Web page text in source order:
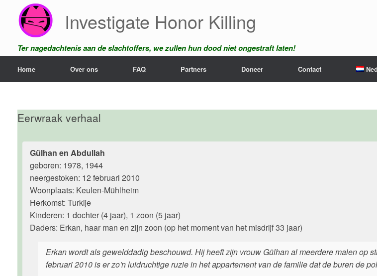
Investigate Honor Killing
Ter nagedachtenis aan de slachtoffers, we zullen hun dood niet ongestraft laten!
Home Over ons FAQ Partners Doneer Contact
Eerwraak verhaal
Gülhan en Abdullah
geboren: 1978, 1944
neergestoken: 12 februari 2010
Woonplaats: Keulen-Mühlheim
Herkomst: Turkije
Kinderen: 1 dochter (4 jaar), 1 zoon (5 jaar)
Daders: Erkan, haar man en zijn zoon (op het moment van het misdrijf 33 jaar)
Erkan wordt als gewelddadig beschouwd. Hij heeft zijn vrouw Gülhan al meerdere malen op
februari 2010 is er zo'n luidruchtige ruzie in het appartement van de familie dat de buren de